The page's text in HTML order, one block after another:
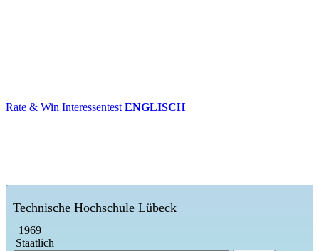
Rate & Win Interessentest ENGLISCH
Technische Hochschule Lübeck
1969
Staatlich